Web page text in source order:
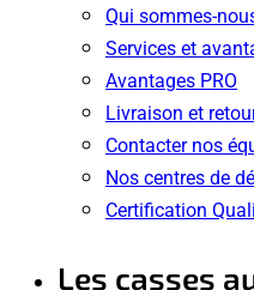
Qui sommes-
Services et
Avantages PRO
Livraison et
Contacter nos
Nos centres de
Certification
Les casses